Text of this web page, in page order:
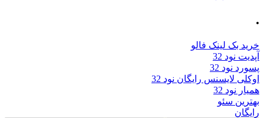
.
خرید بک لینک فالو
آپدیت نود 32
پسورد نود 32
اوکلی لایسنس رایگان نود 32
همیار نود 32
بهترین سئو
رایگان